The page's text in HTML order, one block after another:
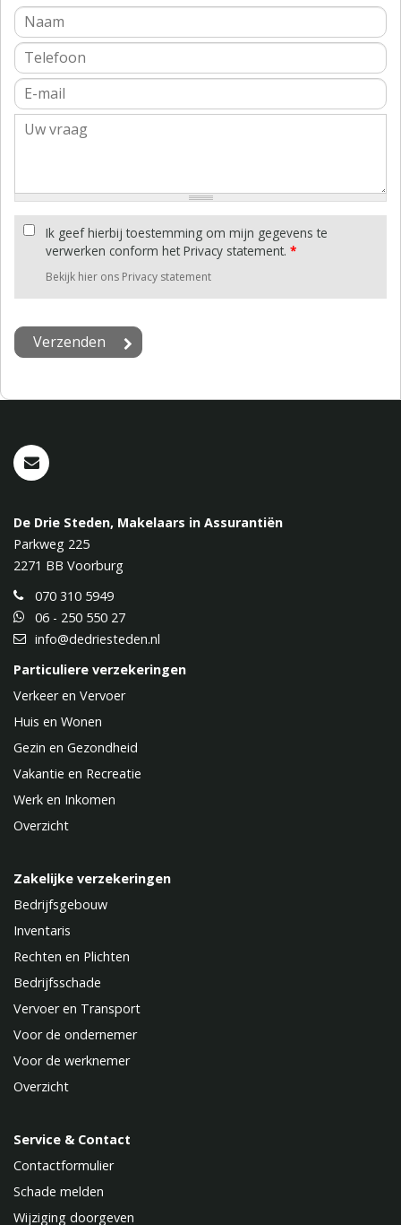
Ik geef hierbij toestemming om mijn gegevens te
verwerken conform het Privacy statement. *
Bekijk hier ons Privacy statement
De Drie Steden, Makelaars in Assurantiën
Parkweg 225
2271 BB Voorburg
070 310 5949
06 - 250 550 27
info@dedriesteden.nl
Particuliere verzekeringen
Verkeer en Vervoer
Huis en Wonen
Gezin en Gezondheid
Vakantie en Recreatie
Werk en Inkomen
Overzicht
Zakelijke verzekeringen
Bedrijfsgebouw
Inventaris
Rechten en Plichten
Bedrijfsschade
Vervoer en Transport
Voor de ondernemer
Voor de werknemer
Overzicht
Service & Contact
Contactformulier
Schade melden
Wijziging doorgeven